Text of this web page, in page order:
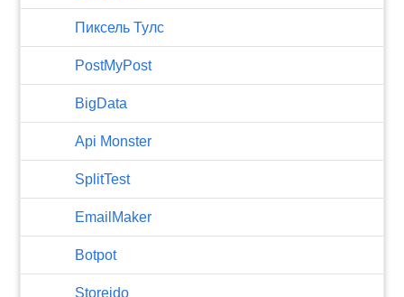
Пиксель Тулс
PostMyPost
BigData
Api Monster
SplitTest
EmailMaker
Botpot
Storeido